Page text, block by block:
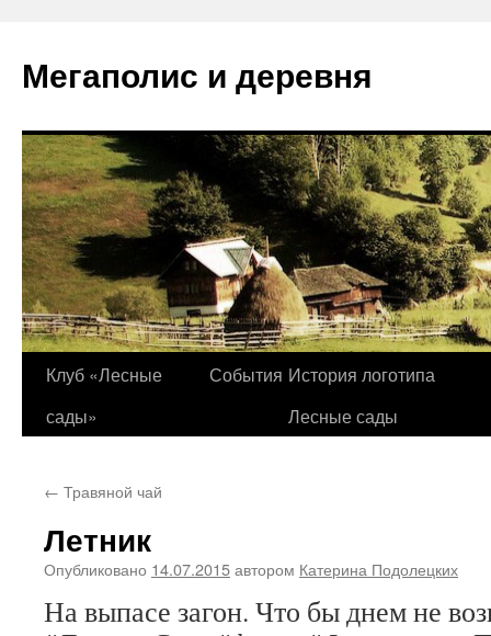
содержимому
Мегаполис и деревня
Клуб «Лесные
сады»
События История логотипа
Лесные сады
← Травяной чай
Летник
Опубликовано 14.07.2015автором Катерина Подолецких
На выпасе загон. Что бы днем не